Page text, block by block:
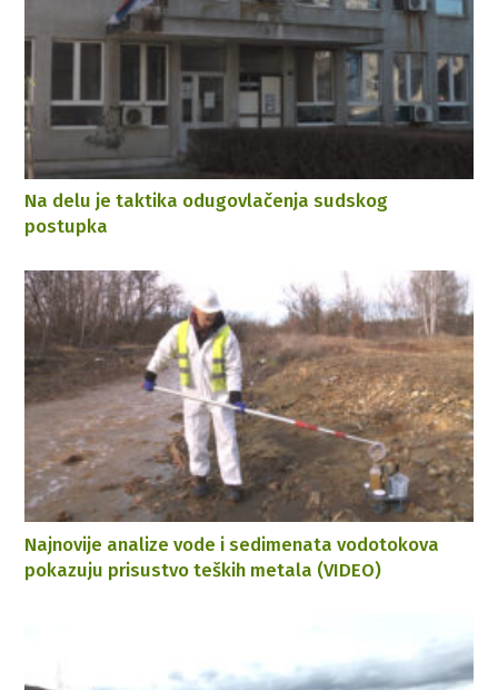
Na delu je taktika odugovlačenja sudskog
postupka
Najnovije analize vode i sedimenata vodotokova
pokazuju prisustvo teških metala (VIDEO)